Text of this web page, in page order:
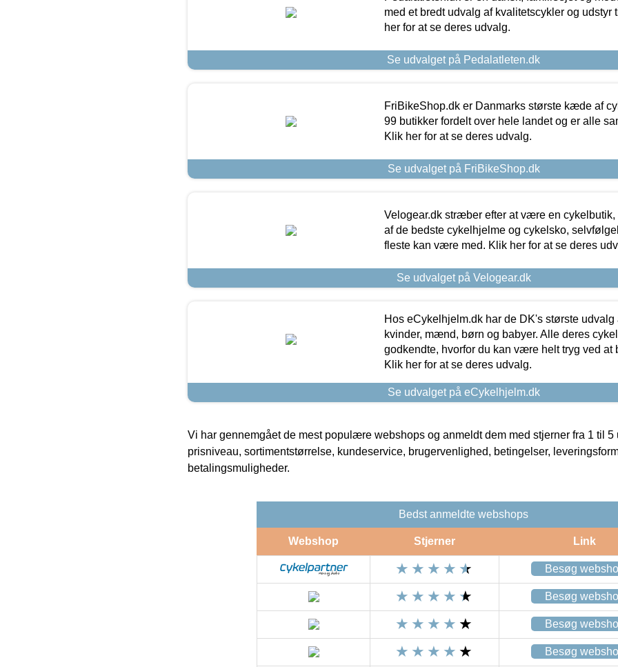
med et bredt udvalg af kvalitetscykler og udstyr
her for at se deres udvalg.
Se udvalget på Pedalatleten.dk
FriBikeShop.dk er Danmarks største kæde af
99 butikker fordelt over hele landet og er alle
Klik her for at se deres udvalg.
Se udvalget på FriBikeShop.dk
Velogear.dk stræber efter at være en cykelbutik,
af de bedste cykelhjelme og cykelsko,
fleste kan være med. Klik her for at se deres
Se udvalget på Velogear.dk
Hos eCykelhjelm.dk har de DK's største udvalg
kvinder, mænd, børn og babyer. Alle deres
godkendte, hvorfor du kan være helt tryg ved at
Klik her for at se deres udvalg.
Se udvalget på eCykelhjelm.dk
Vi har gennemgået de mest populære webshops og anmeldt dem med stjerner fra 1 til 5
prisniveau, sortimentstørrelse, kundeservice, brugervenlighed, betingelser,
betalingsmuligheder.
Bedst anmeldte webshops
Webshop Stjerner Link
Besøg
Besøg
Besøg
Besøg